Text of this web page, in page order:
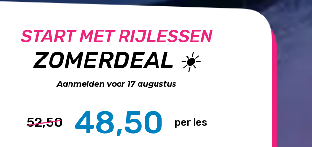
START MET RIJLESSEN
ZOMERDEAL ☀️
Aanmelden voor 17 augustus
52,50 48,50 per les